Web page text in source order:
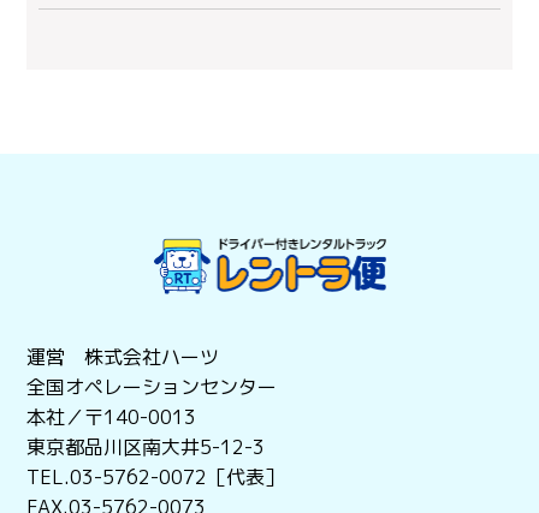
運営 株式会社ハーツ
全国オペレーションセンター
本社／〒140-0013
東京都品川区南大井5-12-3
TEL.03-5762-0072［代表］
FAX.03-5762-0073